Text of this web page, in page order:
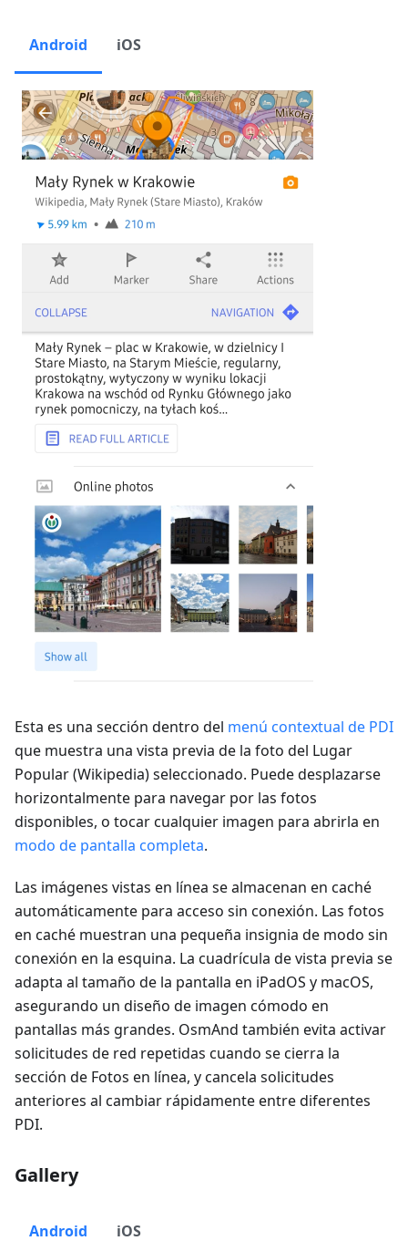
Android iOS
Esta es una sección dentro del menú contextual de PDI
que muestra una vista previa de la foto del Lugar
Popular (Wikipedia) seleccionado. Puede desplazarse
horizontalmente para navegar por las fotos
disponibles, o tocar cualquier imagen para abrirla en
modo de pantalla completa.
Las imágenes vistas en línea se almacenan en caché
automáticamente para acceso sin conexión. Las fotos
en caché muestran una pequeña insignia de modo sin
conexión en la esquina. La cuadrícula de vista previa se
adapta al tamaño de la pantalla en iPadOS y macOS,
asegurando un diseño de imagen cómodo en
pantallas más grandes. OsmAnd también evita activar
solicitudes de red repetidas cuando se cierra la
sección de Fotos en línea, y cancela solicitudes
anteriores al cambiar rápidamente entre diferentes
PDI.
Gallery
Android iOS